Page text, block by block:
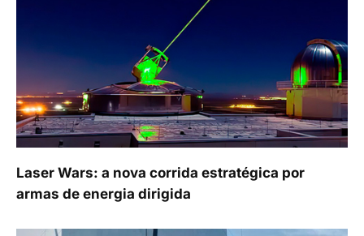
Laser Wars: a nova corrida estratégica por
armas de energia dirigida